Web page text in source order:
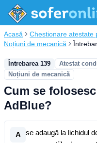
Acasă Chestionare atestate
Noțiuni de mecanică
Întrebarea 139
Atestat
Noțiuni de mecanică
Cum se
AdBlue?
A
se adaugă la lichidul